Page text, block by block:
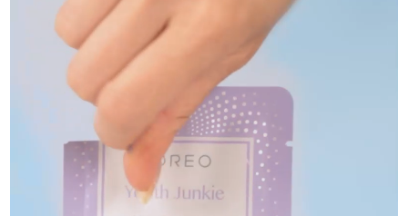
Turquie Livraison estimée
Émirats arabes unis Livraison estimée
Royaume-Uni Livraison estimée
États-Unis Livraison estimée
Ouzbékistan Livraison estimée